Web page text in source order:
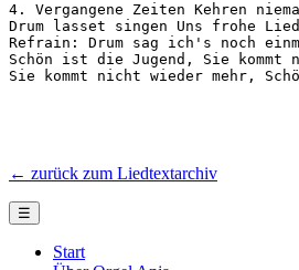
4. Vergangene Zeiten Kehren
Drum lasset singen Uns frohe
Refrain: Drum sag ich's noch
Schön ist die Jugend, Sie
Sie kommt nicht wieder mehr,
← zurück zum Liedtextarchiv
☰
Start